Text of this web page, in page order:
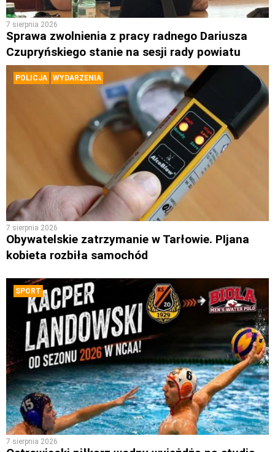
7 sierpnia 2026
Sprawa zwolnienia z pracy radnego Dariusza
Czupryńskiego stanie na sesji rady powiatu
POLICJA WYDARZENIA
7 sierpnia 2026
Obywatelskie zatrzymanie w Tarłowie. PIjana
kobieta rozbiła samochód
SPORT
7 sierpnia 2026